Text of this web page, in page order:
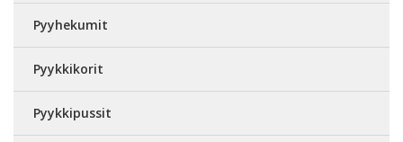
Pyyhekumit
Pyykkikorit
Pyykkipussit